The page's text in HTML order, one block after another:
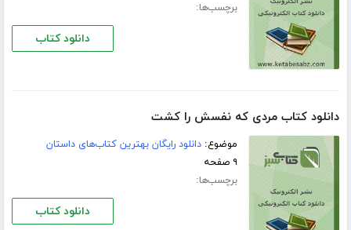
برچسب‌ها:
دانلود کتاب
دانلود کتاب مردی كه نفسش را كشت
موضوع:دانلود رایگان بهترین کتاب‌های داستان
۹ صفحه
برچسب‌ها:
دانلود کتاب